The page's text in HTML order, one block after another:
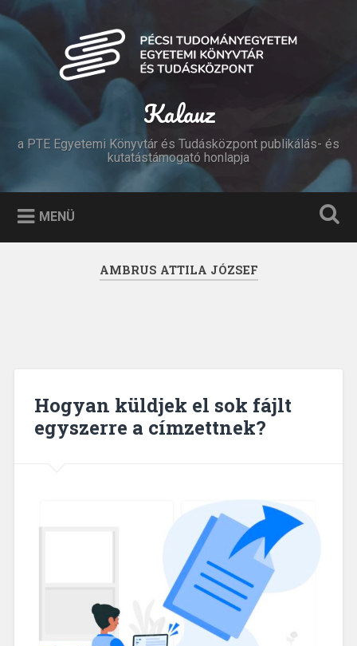
Tovább
tartalomhoz
Keresés
Kalauz
a PTE Egyetemi Könyvtár és Tudásközpont publikálás- és
kutatástámogató honlapja
MENÜ
AMBRUS ATTILA JÓZSEF
Hogyan küldjek el sok fájlt
egyszerre a címzettnek?